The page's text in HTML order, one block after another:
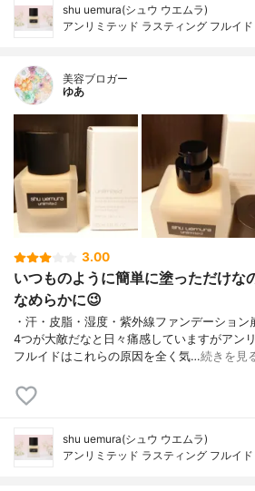
shu uemura(シュウ ウエムラ)
アンリミテッド ラスティング フルイド
美容ブロガー
ゆあ
3.00
いつものように簡単に塗っただけな
なめらかに😉
・汗・皮脂・湿度・紫外線ファンデーショ
4つが大敵だなと日々痛感していますがアン
フルイドはこれらの原因を全く気…続きを見
shu uemura(シュウ ウエムラ)
アンリミテッド ラスティング フルイド